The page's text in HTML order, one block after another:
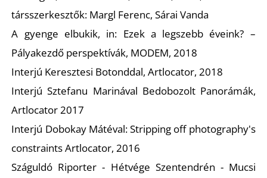
társszerkesztők: Margl Ferenc, Sárai Vanda
A gyenge elbukik, in: Ezek a legszebb éveink? –
Pályakezdő perspektívák, MODEM, 2018
Interjú Keresztesi Botonddal, Artlocator, 2018
Interjú Sztefanu Marinával Bedobozolt Panorámák,
Artlocator 2017
Interjú Dobokay Mátéval: Stripping off photography's
constraints Artlocator, 2016
Száguldó Riporter - Hétvége Szentendrén - Mucsi